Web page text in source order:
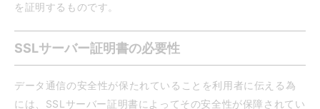
を証明するものです。
SSLサーバー証明書の必要性
データ通信の安全性が保たれていることを利用者に伝える為
には、SSLサーバー証明書によってその安全性が保障されてい